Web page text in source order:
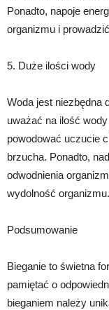
Ponadto, napoje
organizmu i
5. Duże ilości wody
Woda jest niezbędna
uważać na ilość
powodować uczucie
brzucha. Ponadto,
odwodnienia
wydolność organizmu.
Podsumowanie
Bieganie to świetna
pamiętać o
bieganiem należy